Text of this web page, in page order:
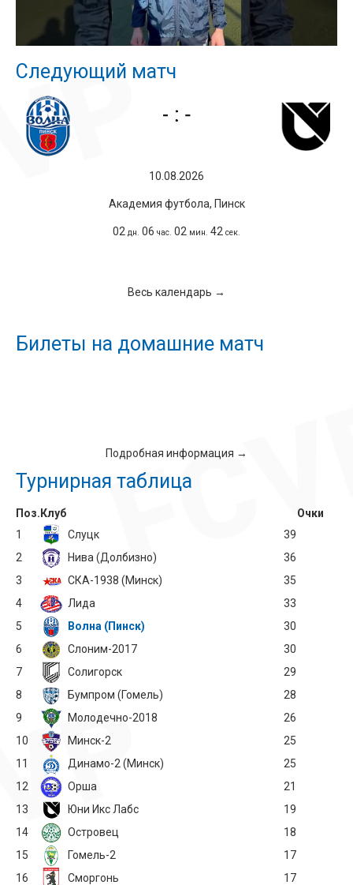
Следующий матч
10.08.2026
Академия футбола, Пинск
02 дн. 06 час. 02 мин. 42 сек.
Весь календарь →
Билеты на домашние матч
Подробная информация →
Турнирная таблица
Поз.Клуб
Очки
1
Слуцк
39
2
Нива (Долбизно)
36
3
СКА-1938 (Минск)
35
4
Лида
33
5
Волна (Пинск)
30
6
Слоним-2017
30
7
Солигорск
29
8
Бумпром (Гомель)
28
9
Молодечно-2018
26
10
Минск-2
25
11
Динамо-2 (Минск)
25
12
Орша
21
13
Юни Икс Лабс
19
14
Островец
18
15
Гомель-2
17
16
Сморгонь
17